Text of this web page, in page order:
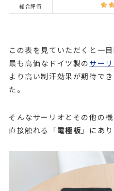
総合評価
この表を見ていただくと一
最も高価なドイツ製のサー
より高い制汗効果が期待で
た。
そんなサーリオとその他の
直接触れる「電極板 」にあり